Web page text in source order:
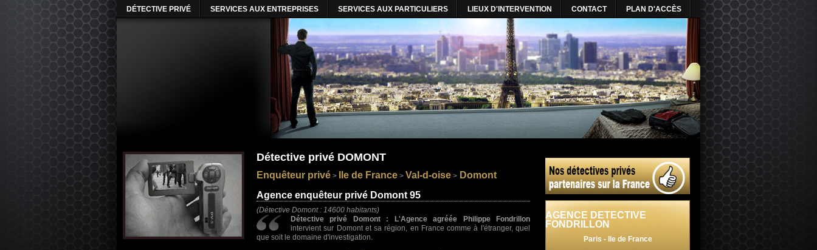
DÉTECTIVE PRIVÉ SERVICES AUX ENTREPRISES SERVICES AUX PARTICULIERS LIEUX D'INTERVENTION CONTACT PLAN D'ACCÈS
Détective privé DOMONT
Enquêteur privé > Ile de France > Val-d-oise > Domont
Agence enquêteur privé Domont 95
(Détective Domont : 14600 habitants)
Détective privé Domont : L'Agence agréée Philippe Fondrillon
intervient sur Domont et sa région, en France comme à l'étranger, quel
que soit le domaine d'investigation.
AGENCE DETECTIVE
FONDRILLON
Paris - Ile de France